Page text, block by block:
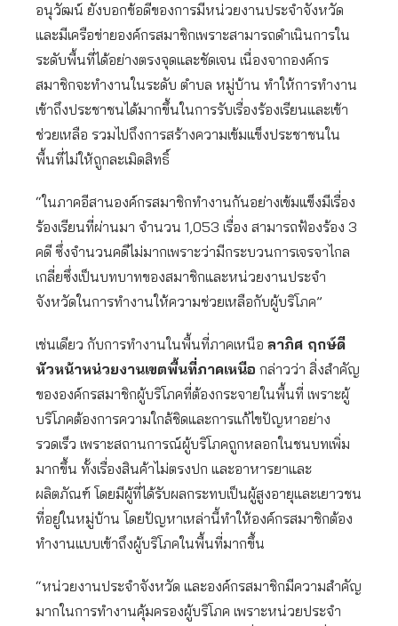
อนุวัฒน์ ยังบอกข้อดีของการมีหน่วยงานประจำจังหวัด
และมีเครือข่ายองค์กรสมาชิกเพราะสามารถดำเนินการใน
ระดับพื้นที่ได้อย่างตรงจุดและชัดเจน เนื่องจากองค์กร
สมาชิกจะทำงานในระดับ ตำบล หมู่บ้าน ทำให้การทำงาน
เข้าถึงประชาชนได้มากขึ้นในการรับเรื่องร้องเรียนและเข้า
ช่วยเหลือ รวมไปถึงการสร้างความเข้มแข็งประชาชนใน
พื้นที่ไม่ให้ถูกละเมิดสิทธิ์
“ในภาคอีสานองค์กรสมาชิกทำงานกันอย่างเข้มแข็งมีเรื่อง
ร้องเรียนที่ผ่านมา จำนวน 1,053 เรื่อง สามารถฟ้องร้อง 3
คดี ซึ่งจำนวนคดีไม่มากเพราะว่ามีกระบวนการเจรจาไกล
เกลี่ยซึ่งเป็นบทบาทของสมาชิกและหน่วยงานประจำ
จังหวัดในการทำงานให้ความช่วยเหลือกับผู้บริโภค”
เช่นเดียว กับการทำงานในพื้นที่ภาคเหนือ ลาภิศ ฤกษ์ดี
หัวหน้าหน่วยงานเขตพื้นที่ภาคเหนือ กล่าวว่า สิ่งสำคัญ
ขององค์กรสมาชิกผู้บริโภคที่ต้องกระจายในพื้นที่ เพราะผู้
บริโภคต้องการความใกล้ชิดและการแก้ไขปัญหาอย่าง
รวดเร็ว เพราะสถานการณ์ผู้บริโภคถูกหลอกในชนบทเพิ่ม
มากขึ้น ทั้งเรื่องสินค้าไม่ตรงปก และอาหารยาและ
ผลิตภัณฑ์ โดยมีผู้ที่ได้รับผลกระทบเป็นผู้สูงอายุและเยาวชน
ที่อยู่ในหมู่บ้าน โดยปัญหาเหล่านี้ทำให้องค์กรสมาชิกต้อง
ทำงานแบบเข้าถึงผู้บริโภคในพื้นที่มากขึ้น
“หน่วยงานประจำจังหวัด และองค์กรสมาชิกมีความสำคัญ
มากในการทำงานคุ้มครองผู้บริโภค เพราะหน่วยประจำ